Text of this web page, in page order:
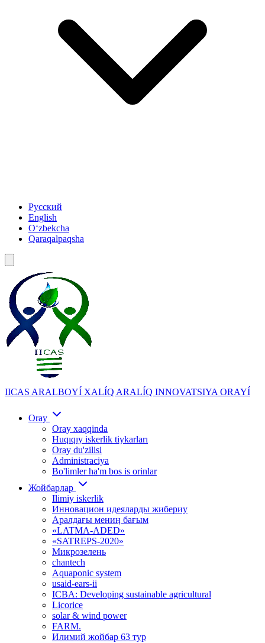
Русский
English
Oʻzbekcha
Qaraqalpaqsha
IICAS ARALBOYÍ XALÍQ ARALÍQ INNOVATSIYA ORAYÍ
Oray
Oray xaqqinda
Huqıqıy iskerlik tiykarları
Oray du'zilisi
Administraciya
Bo'limler ha'm bos is orinlar
Жойбарлар
Ilimiy iskerlik
Инновацион идеяларды жибериу
Аралдағы мениӊ бағым
«LATMA-ADED»
«SATREPS-2020»
Микрозелень
chantech
Aquaponic system
usaid-ears-ii
ICBA: Developing sustainable agricultural
Licorice
solar & wind power
FARM.
Илимий жойбар 63 тур